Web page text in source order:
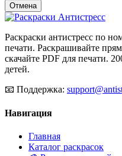
Отмена
Раскраски антистресс по
печати. Раскрашивайте
скачайте PDF для печати.
детей.
📧 Поддержка:
Навигация
Главная
Каталог раскрасок